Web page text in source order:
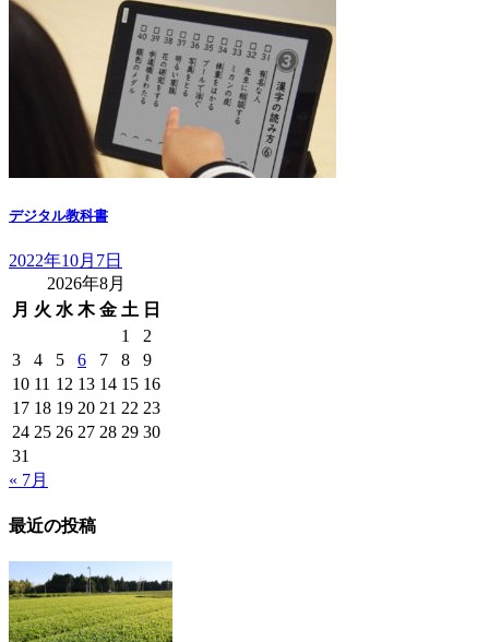
デジタル教科書
2022年10月7日
2026年8月
月 火 水 木 金 土 日
1
2
3
4 5 6 7 8
9
10 11 12 13 14 15 16
17 18 19 20 21 22 23
24 25 26 27 28 29 30
31
« 7月
最近の投稿